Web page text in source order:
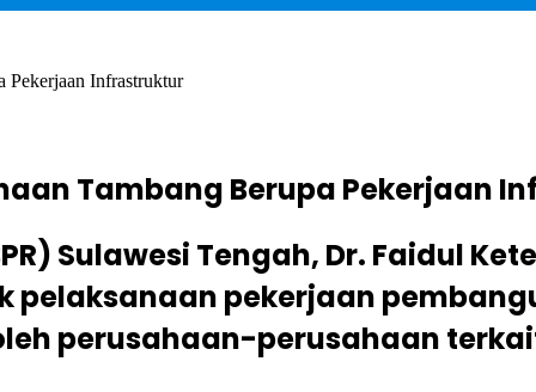
Pekerjaan Infrastruktur
Tambang Berupa Pekerjaan
Sulawesi Tengah, Dr. Faidul
pekerjaan
perusahaan-perusahaan